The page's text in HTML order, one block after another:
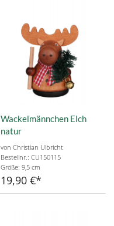
Wackelmännchen Elch
natur
von Christian Ulbricht
Bestellnr.: CU150115
Größe: 9,5 cm
19,90 €